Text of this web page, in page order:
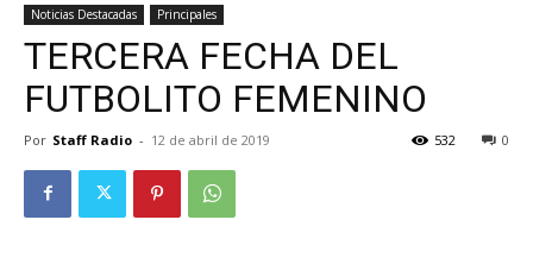
Noticias Destacadas Principales
TERCERA FECHA DEL
FUTBOLITO FEMENINO
Por Staff Radio - 12 de abril de 2019 0
532